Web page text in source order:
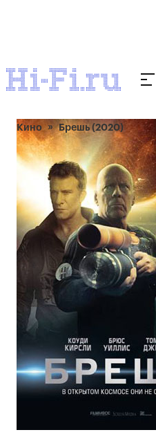
Кино Брешь (2020)